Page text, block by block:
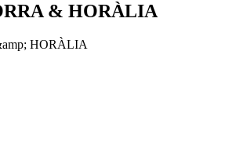
& HORÀLIA
HORÀLIA